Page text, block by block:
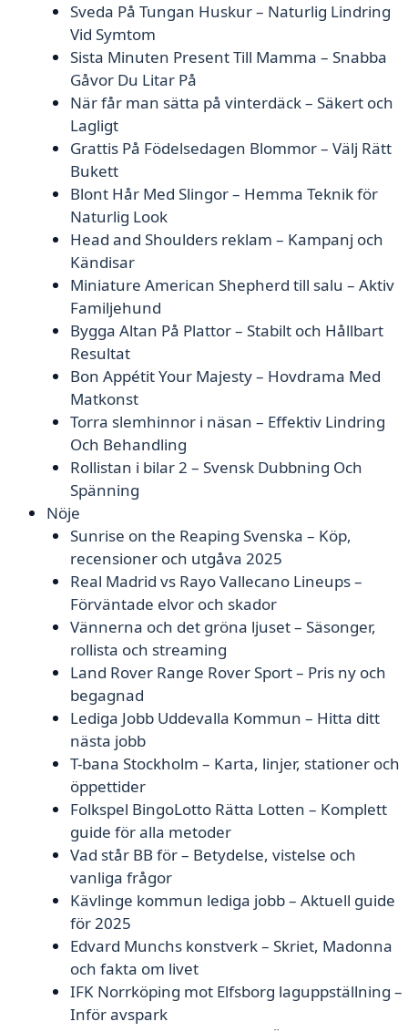
Sveda På Tungan Huskur – Naturlig Lindring
Vid Symtom
Sista Minuten Present Till Mamma – Snabba
Gåvor Du Litar På
När får man sätta på vinterdäck – Säkert och
Lagligt
Grattis På Födelsedagen Blommor – Välj Rätt
Bukett
Blont Hår Med Slingor – Hemma Teknik för
Naturlig Look
Head and Shoulders reklam – Kampanj och
Kändisar
Miniature American Shepherd till salu – Aktiv
Familjehund
Bygga Altan På Plattor – Stabilt och Hållbart
Resultat
Bon Appétit Your Majesty – Hovdrama Med
Matkonst
Torra slemhinnor i näsan – Effektiv Lindring
Och Behandling
Rollistan i bilar 2 – Svensk Dubbning Och
Spänning
Nöje
Sunrise on the Reaping Svenska – Köp,
recensioner och utgåva 2025
Real Madrid vs Rayo Vallecano Lineups –
Förväntade elvor och skador
Vännerna och det gröna ljuset – Säsonger,
rollista och streaming
Land Rover Range Rover Sport – Pris ny och
begagnad
Lediga Jobb Uddevalla Kommun – Hitta ditt
nästa jobb
T-bana Stockholm – Karta, linjer, stationer och
öppettider
Folkspel BingoLotto Rätta Lotten – Komplett
guide för alla metoder
Vad står BB för – Betydelse, vistelse och
vanliga frågor
Kävlinge kommun lediga jobb – Aktuell guide
för 2025
Edvard Munchs konstverk – Skriet, Madonna
och fakta om livet
IFK Norrköping mot Elfsborg laguppställning –
Inför avspark